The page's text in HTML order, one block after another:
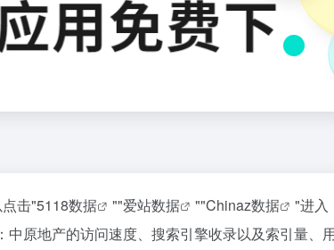
击"5118数据 ""爱站数据 ""Chinaz数据
"进入
原地产的访问速度、搜索引擎收录以及索引量、